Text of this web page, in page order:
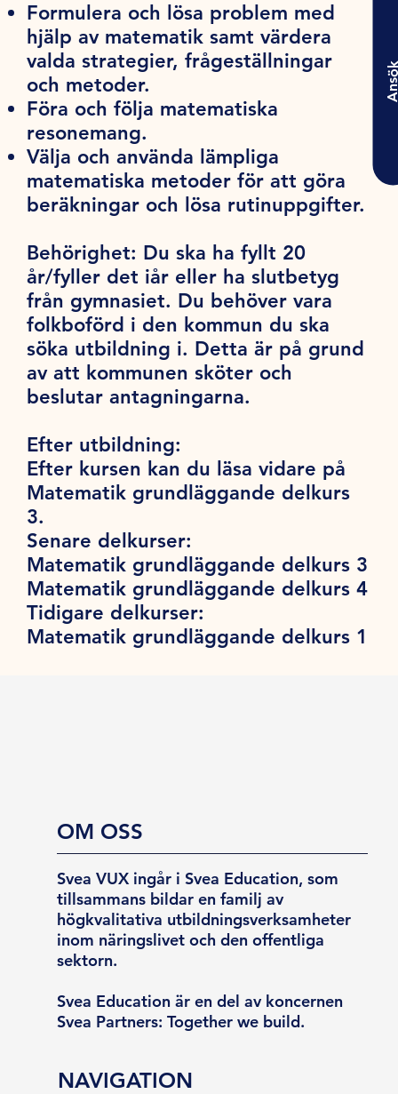
Formulera och lösa problem med
hjälp av matematik samt värdera
valda strategier, frågeställningar
och metoder.
Föra och följa matematiska
resonemang.
Välja och använda lämpliga
matematiska metoder för att göra
beräkningar och lösa rutinuppgifter.
Behörighet: Du ska ha fyllt 20
år/fyller det iår eller ha slutbetyg
från gymnasiet. Du behöver vara
folkboförd i den kommun du ska
söka utbildning i. Detta är på grund
av att kommunen sköter och
beslutar antagningarna.
Efter utbildning:
Efter kursen kan du läsa vidare på
Matematik grundläggande delkurs
3.
Senare delkurser:
Matematik grundläggande delkurs 3
Matematik grundläggande delkurs 4
Tidigare delkurser:
Matematik grundläggande delkurs 1
OM OSS
Svea VUX ingår i Svea Education, som
tillsammans bildar en familj av
högkvalitativa utbildningsverksamheter
inom näringslivet och den offentliga
sektorn.
Svea Education är en del av koncernen
Svea Partners: Together we build.
NAVIGATION